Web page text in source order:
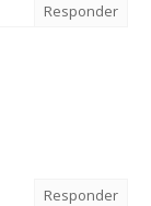
Responder
Responder